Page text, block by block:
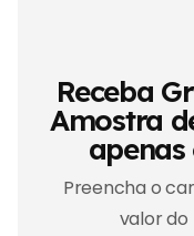
Receba
Amostra
Preencha o
valor do